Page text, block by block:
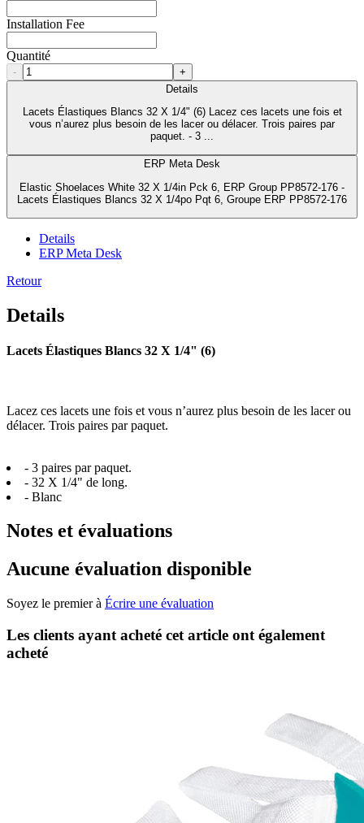
Installation Fee
Quantité
-
+
Details
Lacets Élastiques Blancs 32 X 1/4" (6) Lacez ces lacets une fois et
vous n’aurez plus besoin de les lacer ou délacer. Trois paires par
paquet. - 3 ...
ERP Meta Desk
Elastic Shoelaces White 32 X 1/4in Pck 6, ERP Group PP8572-176 -
Lacets Élastiques Blancs 32 X 1/4po Pqt 6, Groupe ERP PP8572-176
Details
ERP Meta Desk
Retour
Details
Lacets Élastiques Blancs 32 X 1/4" (6)
Lacez ces lacets une fois et vous n’aurez plus besoin de les lacer ou
délacer. Trois paires par paquet.
- 3 paires par paquet.
- 32 X 1/4" de long.
- Blanc
Notes et évaluations
Aucune évaluation disponible
Soyez le premier à Écrire une évaluation
Les clients ayant acheté cet article ont également
acheté